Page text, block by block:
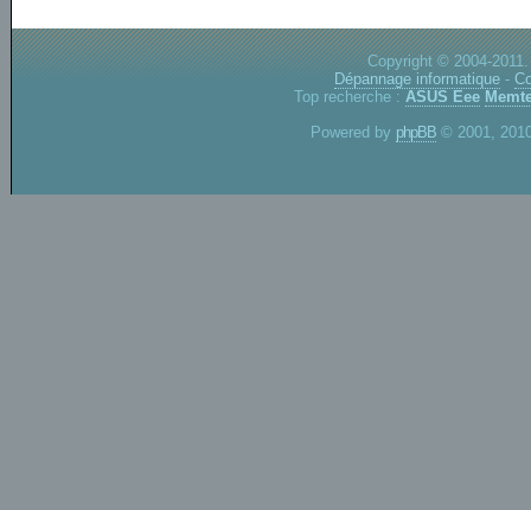
Copyright © 2004-
Dépannage informatique -
Top recherche : ASUS Eee
Powered by phpBB © 2001,